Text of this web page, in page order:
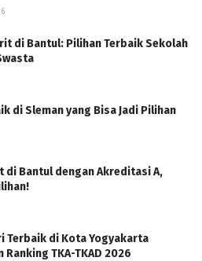
di Bantul: Pilihan Terbaik Sekolah
di Sleman yang Bisa Jadi Pilihan
di Bantul dengan Akreditasi A,
Terbaik di Kota Yogyakarta
TKA-TKAD 2026